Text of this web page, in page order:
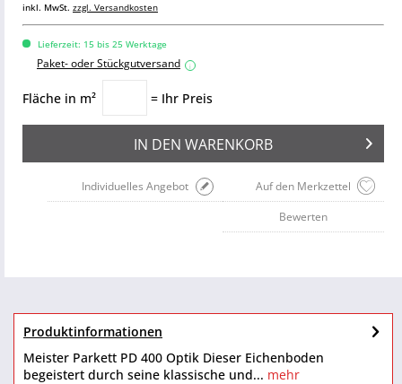
inkl. MwSt. zzgl. Versandkosten
Lieferzeit: 15 bis 25 Werktage
Paket- oder Stückgutversand i
Fläche in m² = Ihr Preis
IN DEN WARENKORB
Auf den Merkzettel
Individuelles Angebot
Bewerten
Produktinformationen
Meister Parkett PD 400 Optik Dieser Eichenboden
begeistert durch seine klassische und... mehr